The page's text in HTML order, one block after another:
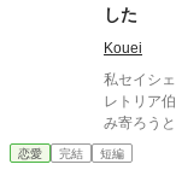
した
Kouei
私セイシ
レトリア伯爵
み寄ろう
ート様の本音を。 『我慢するしかない』
私はルパ
恋愛 完結 短編